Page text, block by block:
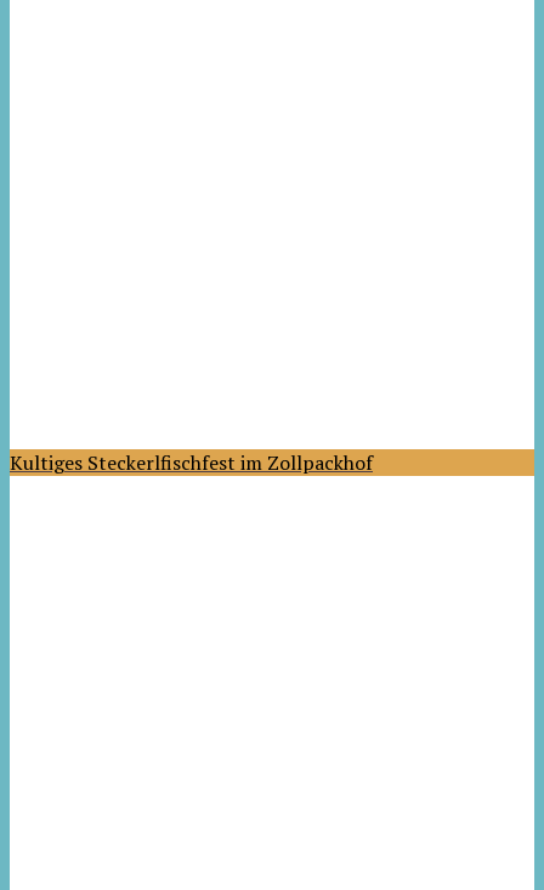
Kultiges Steckerlfischfest im Zollpackhof